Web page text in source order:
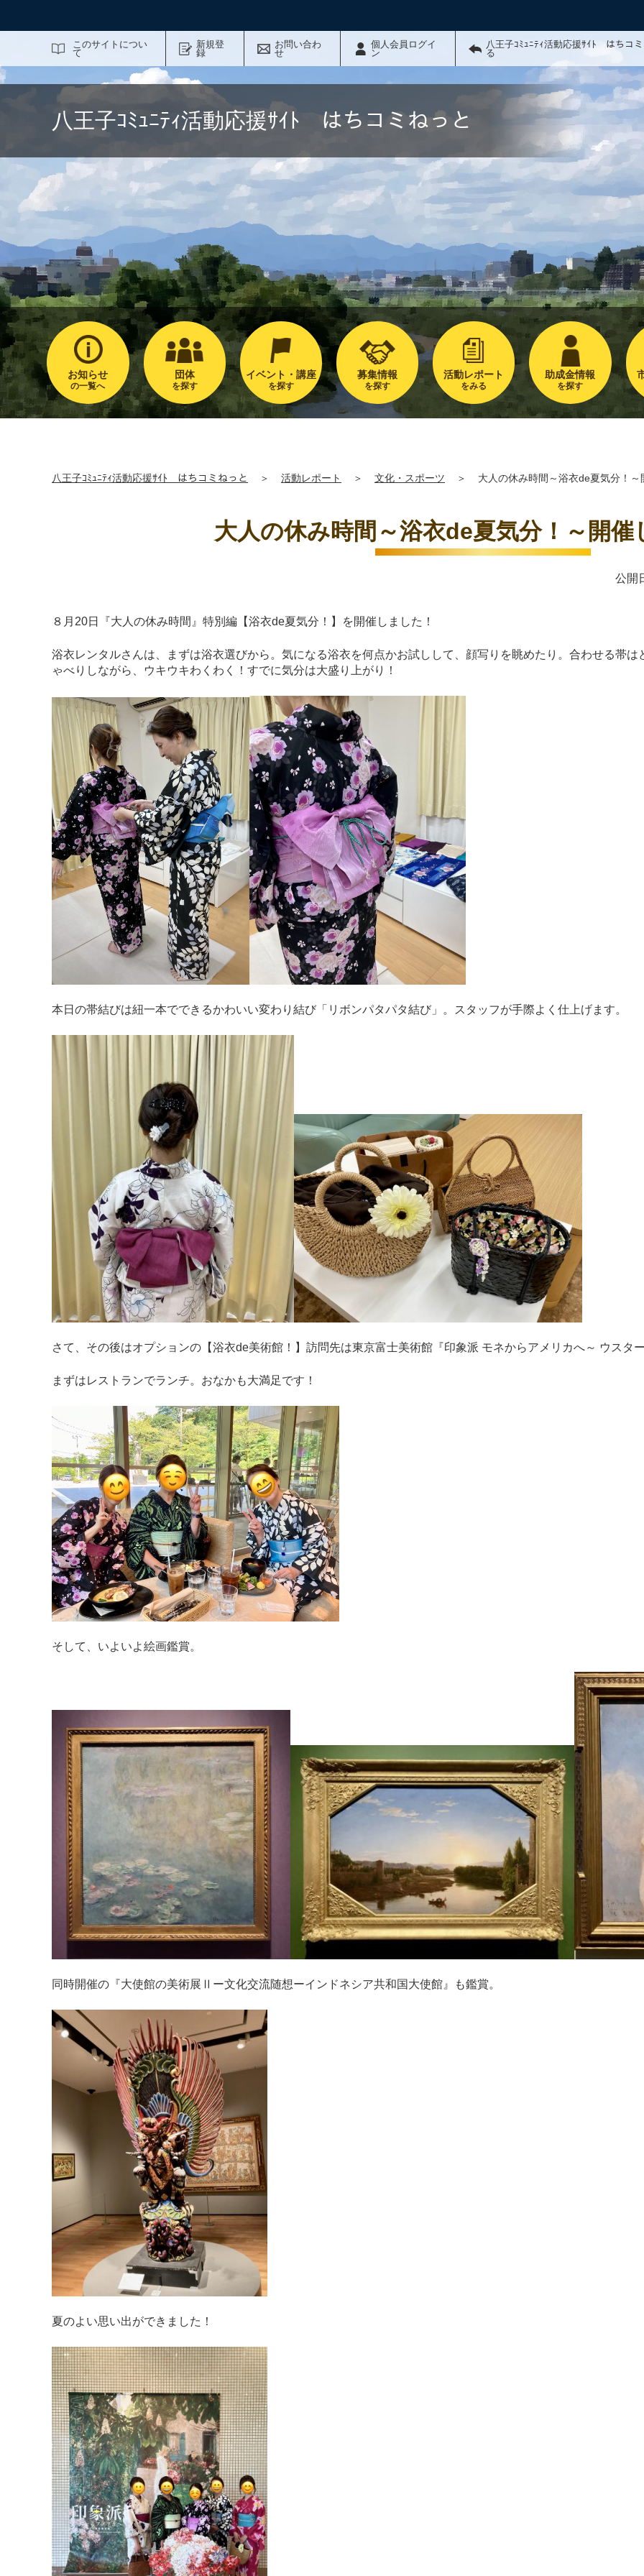
このサイトについ
て
新規登
録
お問い合わ
せ
個人会員ログイ
ン
八王子ｺﾐｭﾆﾃｨ活動応援ｻｲﾄ はちコ
る
八王子ｺﾐｭﾆﾃｨ活動応援ｻｲﾄ はちコミねっと
お知らせ
の一覧へ
団体
を探す
イベント・講座
を探す
募集情報
を探す
活動レポート
をみる
助成金情報
を探す
八王子ｺﾐｭﾆﾃｨ活動応援ｻｲﾄ はちコミねっと ＞ 活動レポート ＞ 文化・スポーツ ＞ 大人の休み時間～浴衣de夏気分！～
大人の休み時間～浴衣de夏気分！～開催
公開
８月20日『大人の休み時間』特別編【浴衣de夏気分！】を開催しました！
浴衣レンタルさんは、まずは浴衣選びから。気になる浴衣を何点かお試しして、顔写りを眺めたり。合わせる帯
ゃべりしながら、ウキウキわくわく！すでに気分は大盛り上がり！
本日の帯結びは紐一本でできるかわいい変わり結び「リボンパタパタ結び」。スタッフが手際よく仕上げます。
さて、その後はオプションの【浴衣de美術館！】訪問先は東京富士美術館『印象派 モネからアメリカへ～ ウスタ
まずはレストランでランチ。おなかも大満足です！
そして、いよいよ絵画鑑賞。
同時開催の『大使館の美術展Ⅱー文化交流随想ーインドネシア共和国大使館』も鑑賞。
夏のよい思い出ができました！